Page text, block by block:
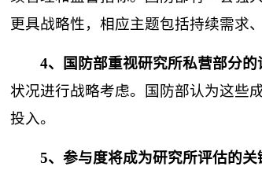
更具战略性，相应主题包括持续需求
4、国防部重视研究所私营部分的
状况进行战略考虑。国防部认为这些
投入。
5、参与度将成为研究所评估的关